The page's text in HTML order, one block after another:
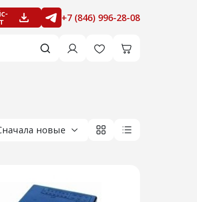
+7 (846) 996-28-08
новые